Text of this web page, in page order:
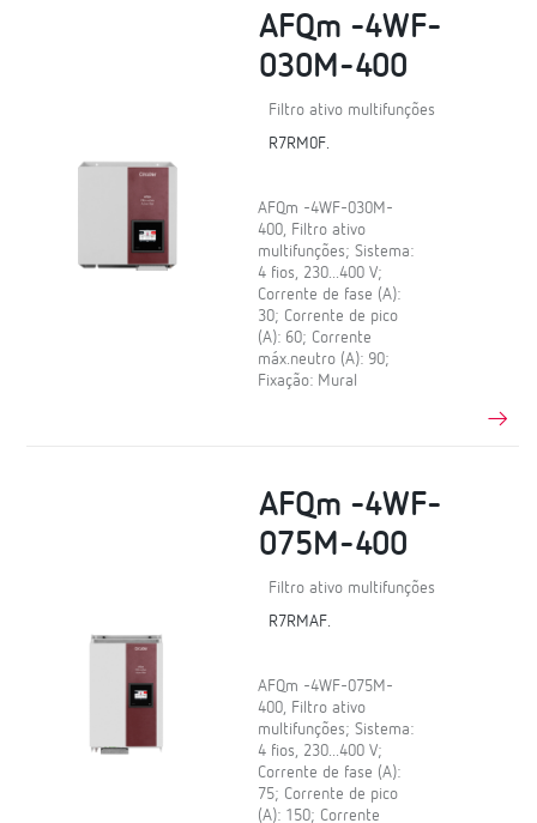
AFQm -4WF-
030M-400
Filtro ativo multifunções
R7RM0F.
AFQm -4WF-030M-
400, Filtro ativo
multifunções; Sistema:
4 fios, 230...400 V;
Corrente de fase (A):
30; Corrente de pico
(A): 60; Corrente
máx.neutro (A): 90;
Fixação: Mural
AFQm -4WF-
075M-400
Filtro ativo multifunções
R7RMAF.
AFQm -4WF-075M-
400, Filtro ativo
multifunções; Sistema:
4 fios, 230...400 V;
Corrente de fase (A):
75; Corrente de pico
(A): 150; Corrente